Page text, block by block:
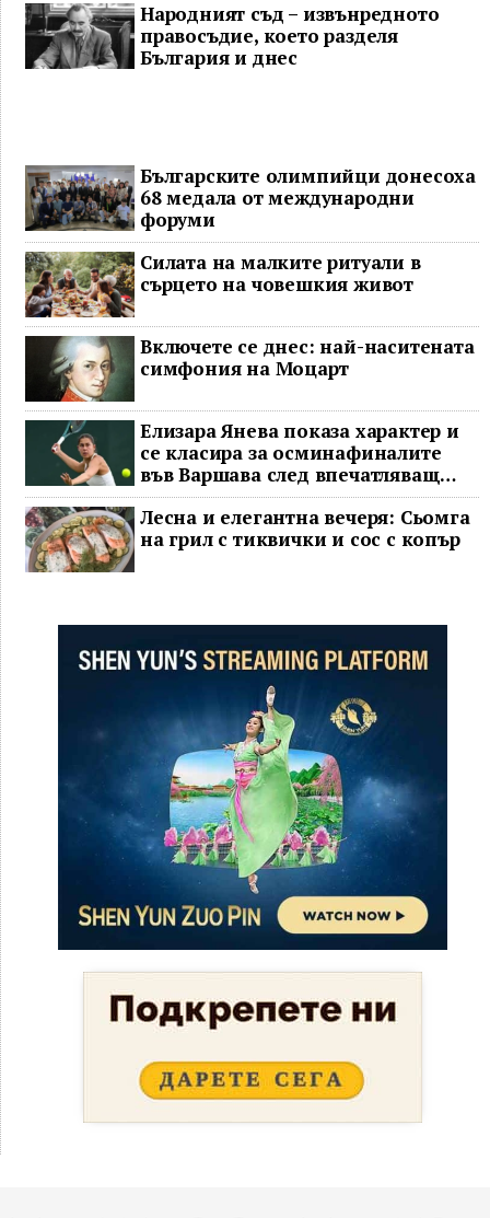
Народният съд – извънредното
правосъдие, което разделя
България и днес
Българските олимпийци донесоха
68 медала от международни
форуми
Силата на малките ритуали в
сърцето на човешкия живот
Включете се днес: най-наситената
симфония на Моцарт
Елизара Янева показа характер и
се класира за осминафиналите
във Варшава след впечатляващ
обрат
Лесна и елегантна вечеря: Сьомга
на грил с тиквички и сос с копър